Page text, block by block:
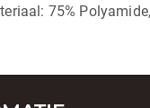
75%